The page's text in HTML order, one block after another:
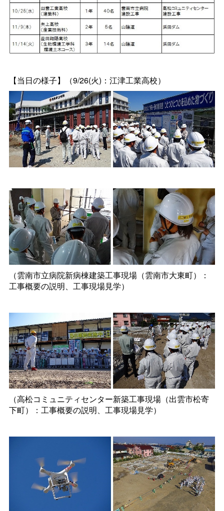
【当日の様子】（9/26(火)：江津工業高校）
（雲南市立病院新病棟建築工事現場（雲南市大東町）：
工事概要の説明、工事現場見学）
（高松コミュニティセンター新築工事現場（出雲市松寄
下町）：工事概要の説明、工事現場見学）